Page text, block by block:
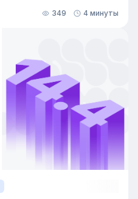
У него есть авторитет
выстраивать
их навыков
персоналом,
и создаст
культуру. Как это
349 4 минуты